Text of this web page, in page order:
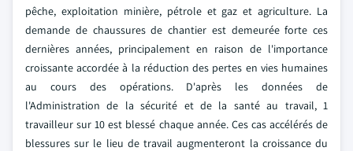
pêche, exploitation minière, pétrole et gaz et agriculture. La
demande de chaussures de chantier est demeurée forte ces
dernières années, principalement en raison de l'importance
croissante accordée à la réduction des pertes en vies humaines
au cours des opérations. D'après les données de
l'Administration de la sécurité et de la santé au travail, 1
travailleur sur 10 est blessé chaque année. Ces cas accélérés de
blessures sur le lieu de travail augmenteront la croissance du